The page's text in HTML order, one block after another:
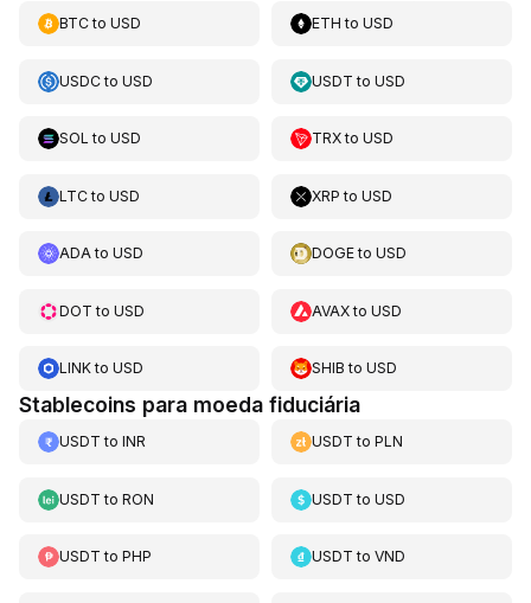
BTCto USD ETH toUSD
USDCto USD USDT toUSD
SOL to USD TRXtoUSD
LTCto USD XRP toUSD
ADAto USD DOGEtoUSD
DOT to USD AVAXtoUSD
LINKto USD SHIB toUSD
Stablecoins para moeda fiduciária
USDT to INR USDT toPLN
USDT to RON USDT toUSD
USDT to PHP USDT toVND